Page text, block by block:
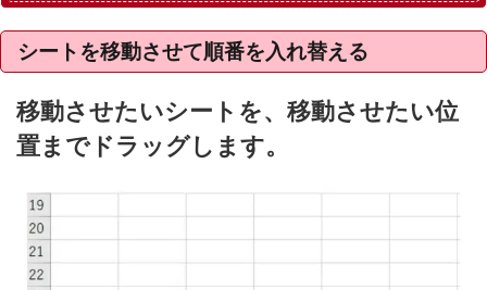
シートを移動させて順番を入れ替える
移動させたいシートを、移動させたい位
置までドラッグします。